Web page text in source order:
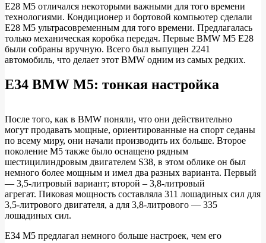
E28 M5 отличался некоторыми важными для того времени
технологиями. Кондиционер и бортовой компьютер сделали
Е28 М5 ультрасовременным для того времени. Предлагалась
только механическая коробка передач. Первые BMW M5 E28
были собраны вручную. Всего был выпущен 2241
автомобиль, что делает этот BMW одним из самых редких.
E34 BMW M5: тонкая настройка
После того, как в BMW поняли, что они действительно
могут продавать мощные, ориентированные на спорт седаны
по всему миру, они начали производить их больше. Второе
поколение M5 также было оснащено рядным
шестицилиндровым двигателем S38, в этом облике он был
немного более мощным и имел два разных варианта. Первый
— 3,5-литровый вариант; второй – 3,8-литровый
агрегат. Пиковая мощность составляла 311 лошадиных сил для
3,5-литрового двигателя, а для 3,8-литрового — 335
лошадиных сил.
E34 M5 предлагал немного больше настроек, чем его